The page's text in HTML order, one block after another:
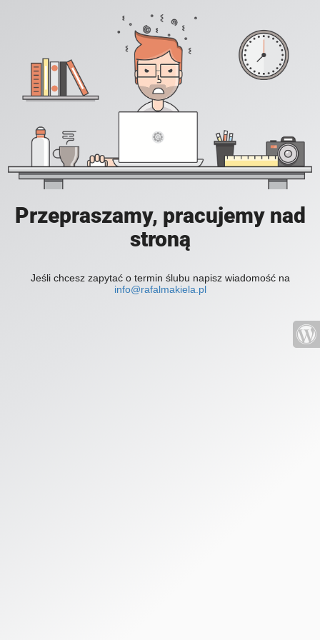
Przepraszamy, pracujemy nad
stroną
Jeśli chcesz zapytać o termin ślubu napisz wiadomość na
info@rafalmakiela.pl